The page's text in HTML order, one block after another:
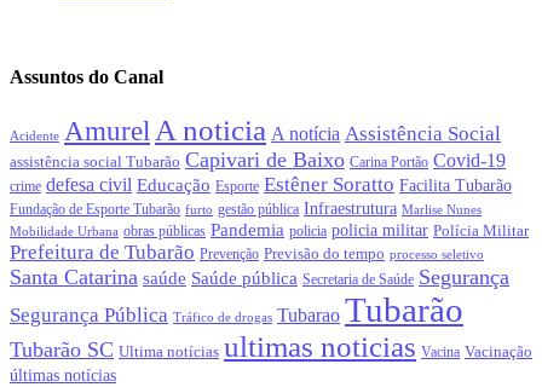
Assuntos do Canal
Acidente Amurel A noticia A notícia Assistência Social
assistência social Tubarão Capivari de Baixo Carina Portão Covid-19
crime defesa civil Educação Esporte Estêner Soratto Facilita Tubarão
Fundação de Esporte Tubarão furto gestão pública Infraestrutura Marlise Nunes
Mobilidade Urbana obras públicas Pandemia policia policia militar Polícia Militar
Prefeitura de Tubarão Prevenção Previsão do tempo processo seletivo
Santa Catarina saúde Saúde pública Secretaria de Saúde Segurança
Segurança Pública Tráfico de drogas Tubarao Tubarão
Tubarão SC Ultima notícias ultimas noticias Vacina Vacinação
últimas notícias